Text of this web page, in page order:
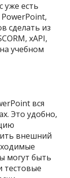
уже есть
сделать из
xAPI,
учебном
вся
Это удобно,
внешний
могут быть